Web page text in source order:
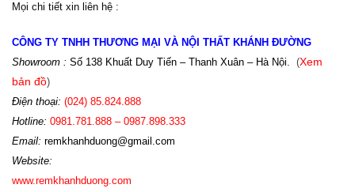
Mọi chi tiết xin liên hệ :
CÔNG TY TNHH THƯƠNG MẠI VÀ NỘI THẤT KHÁNH ĐƯỜNG
Showroom : Số 138 Khuất Duy Tiến – Thanh Xuân – Hà Nội. (Xem
bản đồ)
Điện thoại: (024) 85.824.888
Hotline: 0981.781.888 – 0987.898.333
Email: remkhanhduong@gmail.com
Website:
www.remkhanhduong.com